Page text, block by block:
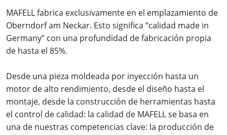
MAFELL fabrica exclusivamente en el emplazamiento de
Oberndorf am Neckar. Esto significa “calidad made in
Germany” con una profundidad de fabricación propia
de hasta el 85%.
Desde una pieza moldeada por inyección hasta un
motor de alto rendimiento, desde el diseño hasta el
montaje, desde la construcción de herramientas hasta
el control de calidad: la calidad de MAFELL se basa en
una de nuestras competencias clave: la producción de